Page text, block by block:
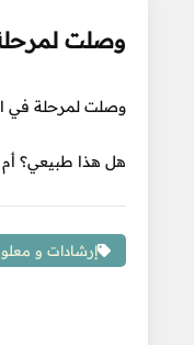
وصلت
وصلت لمرحلة في
هل هذا طبيعي؟
إرشادات و